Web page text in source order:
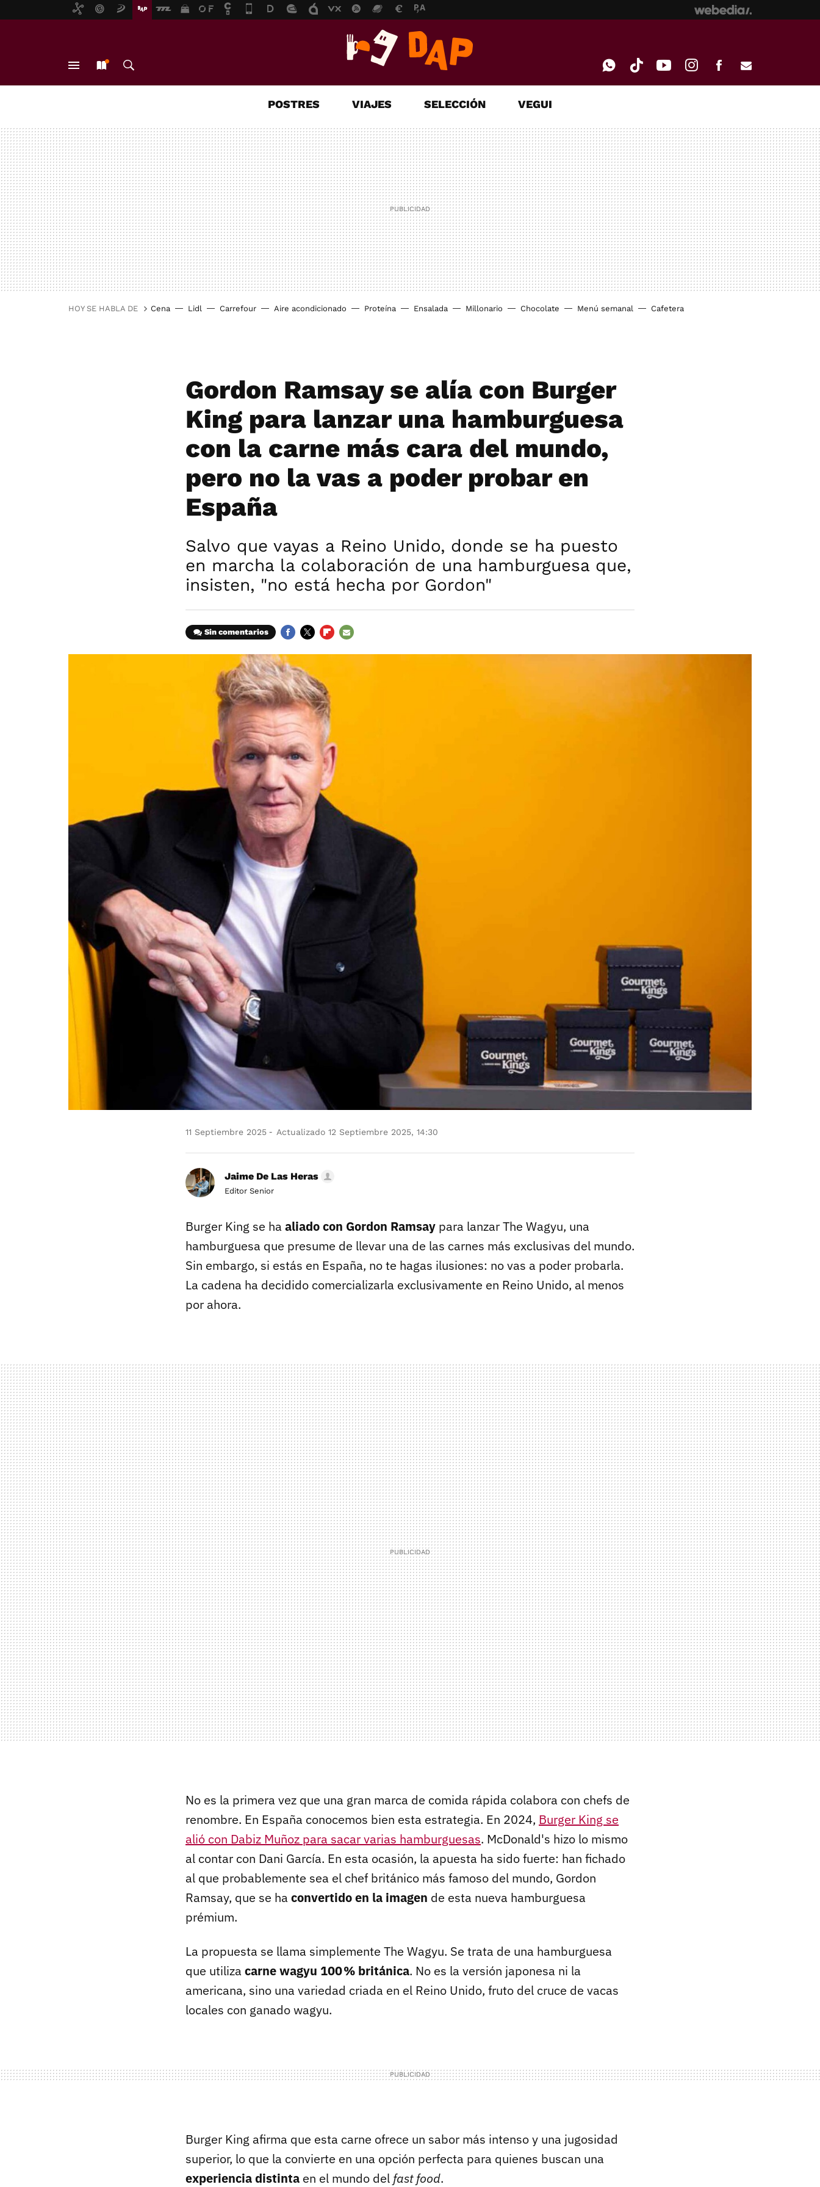
MAIL
POSTRES VIAJES SELECCIÓN VEGUI
HOY SE HABLA DE Cena Lidl Carrefour Aire acondicionado Proteína Ensalada Millonario Chocolate Menú semanal Cafetera
Gordon Ramsay se alía con Burger
King para lanzar una hamburguesa
con la carne más cara del mundo,
pero no la vas a poder probar en
España
Salvo que vayas a Reino Unido, donde se ha puesto
en marcha la colaboración de una hamburguesa que,
insisten, "no está hecha por Gordon"
Sin comentarios
11 Septiembre 2025 Actualizado 12 Septiembre 2025, 14:30
Jaime De Las Heras
Editor Senior
Burger King se ha aliado con Gordon Ramsay para lanzar The Wagyu, una
hamburguesa que presume de llevar una de las carnes más exclusivas del mundo.
Sin embargo, si estás en España, no te hagas ilusiones: no vas a poder probarla.
La cadena ha decidido comercializarla exclusivamente en Reino Unido, al menos
por ahora.
No es la primera vez que una gran marca de comida rápida colabora con chefs de
renombre. En España conocemos bien esta estrategia. En 2024, Burger King se
alió con Dabiz Muñoz para sacar varias hamburguesas. McDonald's hizo lo mismo
al contar con Dani García. En esta ocasión, la apuesta ha sido fuerte: han fichado
al que probablemente sea el chef británico más famoso del mundo, Gordon
Ramsay, que se ha convertido en la imagen de esta nueva hamburguesa
prémium.
La propuesta se llama simplemente The Wagyu. Se trata de una hamburguesa
que utiliza carne wagyu 100 % británica. No es la versión japonesa ni la
americana, sino una variedad criada en el Reino Unido, fruto del cruce de vacas
locales con ganado wagyu.
Burger King afirma que esta carne ofrece un sabor más intenso y una jugosidad
superior, lo que la convierte en una opción perfecta para quienes buscan una
experiencia distinta en el mundo del fast food.